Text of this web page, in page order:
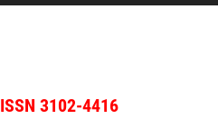
ISSN 3102-4416